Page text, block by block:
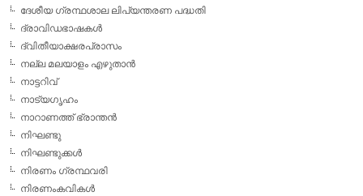
ദേശീയ ഗ്രന്ഥശാല ലിപ്യന്തരണ പദ്ധതി
ദ്രാവിഡഭാഷകള്‍
ദ്വിതീയാക്ഷരപ്രാസം
നല്ല മലയാളം എഴുതാന്‍
നാട്ടറിവ്
നാട്യഗൃഹം
നാറാണത്ത് ഭ്രാന്തന്‍
നിഘണ്ടു
നിഘണ്ടുക്കള്‍
നിരണം ഗ്രന്ഥവരി
നിരണംകവികള്‍